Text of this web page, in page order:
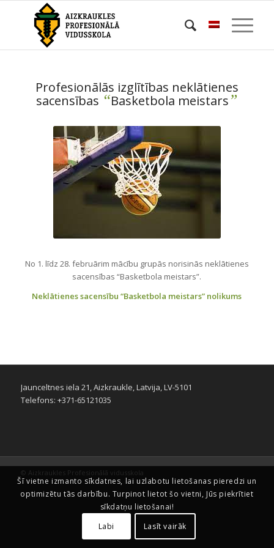
Profesionālās izglītības neklātienes
sacensības “Basketbola meistars”
No 1. līdz 28. februārim mācību grupās norisinās neklātienes
sacensības “Basketbola meistars”.
Neklātienes sacensību “Basketbola meistars” nolikums
Jaunceltnes iela 21, Aizkraukle, Latvija, LV-5101
Telefons: +371-65121035
© Aizkraukles Profesionālā vidusskola
Šī vietne izmanto sīkdatnes, lai uzlabotu lietošanas pieredzi un
optimizētu tās darbību. Turpinot lietot šo vietni, Jūs piekrītiet
sīkdatņu lietošanai!
Labi
Lasīt vairāk